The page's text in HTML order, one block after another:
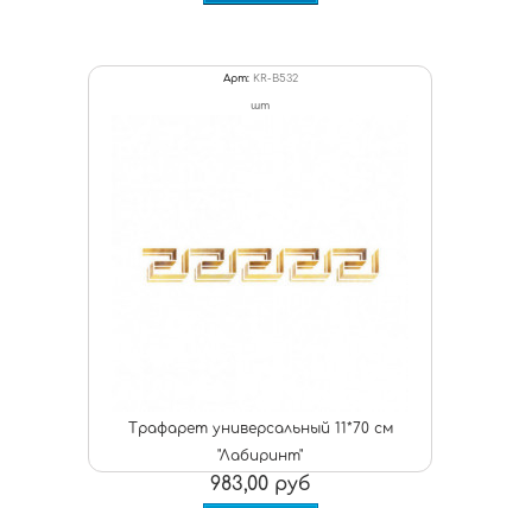
Арт: KR-B532
шт
Трафарет универсальный 11*70 см
"Лабиринт"
983,00 руб